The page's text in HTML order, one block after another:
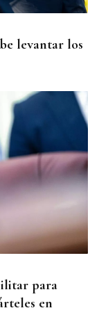
levantar los
para
en